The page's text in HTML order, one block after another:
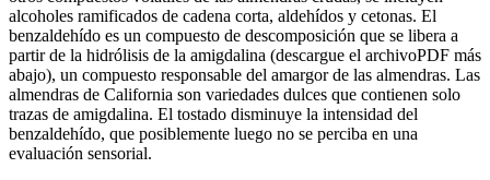
alcoholes ramificados de cadena corta, aldehídos y cetonas. El
benzaldehído es un compuesto de descomposición que se libera a
partir de la hidrólisis de la amigdalina (descargue el archivoPDF más
abajo), un compuesto responsable del amargor de las almendras. Las
almendras de California son variedades dulces que contienen solo
trazas de amigdalina. El tostado disminuye la intensidad del
benzaldehído, que posiblemente luego no se perciba en una
evaluación sensorial.